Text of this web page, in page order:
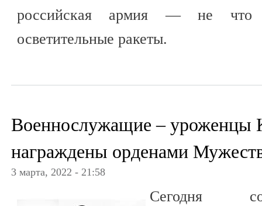
российская армия — не что
осветительные ракеты.
Военнослужащие – уроженцы
награждены орденами
3 марта, 2022 - 21:58
Сегодня